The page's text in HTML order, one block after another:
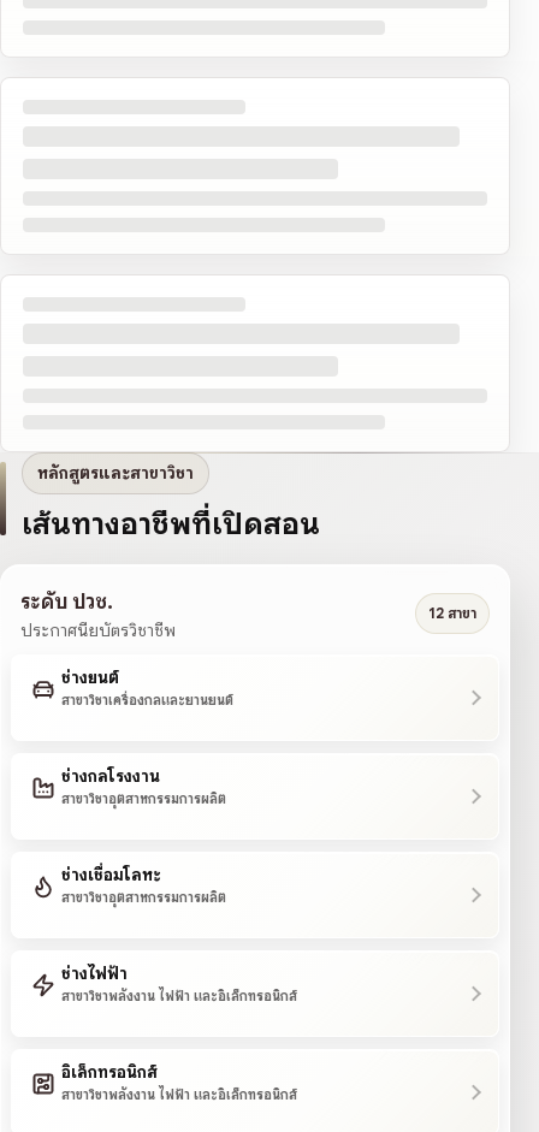
หลักสูตรและสาขาวิชา
เส้นทางอาชีพที่เปิดสอน
ระดับ ปวช.
ประกาศนียบัตรวิชาชีพ
12 สาขา
ช่างยนต์
สาขาวิชาเครื่องกลและยานยนต์
ช่างกลโรงงาน
สาขาวิชาอุตสาหกรรมการผลิต
ช่างเชื่อมโลหะ
สาขาวิชาอุตสาหกรรมการผลิต
ช่างไฟฟ้า
สาขาวิชาพลังงาน ไฟฟ้า และอิเล็กทรอนิกส์
อิเล็กทรอนิกส์
สาขาวิชาพลังงาน ไฟฟ้า และอิเล็กทรอนิกส์